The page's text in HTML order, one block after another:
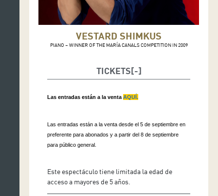
VESTARD SHIMKUS
PIANO – WINNER OF THE MARÍA CANALS COMPETITION IN 2009
TICKETS
Las entradas están a la venta AQUÍ.
Las entradas están a la venta desde el 5 de septiembre en
preferente para abonados y a partir del 8 de septiembre
para público general.
Este espectáculo tiene limitada la edad de
acceso a mayores de 5 años.